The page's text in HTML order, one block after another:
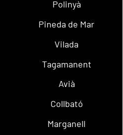
Polinyà
Pineda de Mar
Vilada
Tagamanent
Avià
Collbató
Marganell